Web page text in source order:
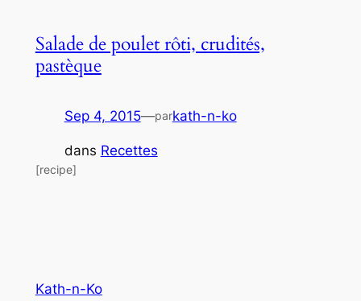
Salade de poulet rôti, crudités,
pastèque
Sep 4, 2015—parkath-n-ko
dans Recettes
[recipe]
Kath-n-Ko